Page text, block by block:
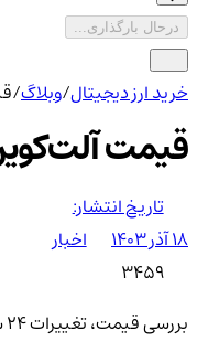
درحال بارگذاری...
خرید ارز دیجیتال/وبلاگ/
قیمت آلت‌کوین های
تاریخ انتشار:
۱۸ آذر ۱۴۰۳
اخبار
3459